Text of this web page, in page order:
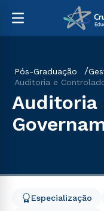
Pós-Graduação
Auditoria e
Auditoria
Especialização